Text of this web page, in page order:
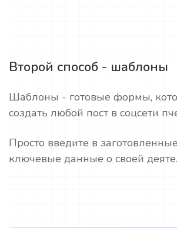
Второй способ - шаблоны
Шаблоны - готовые формы,
создать любой пост в соцсети
Просто введите в
ключевые данные о своей